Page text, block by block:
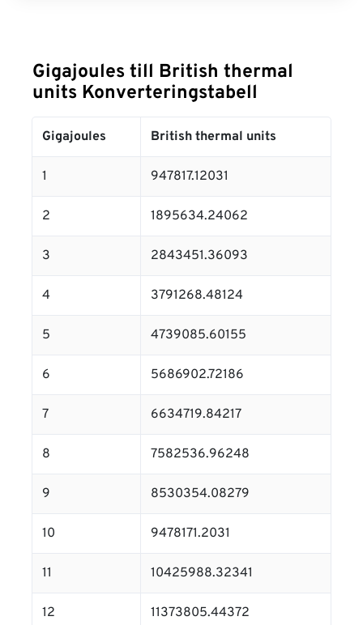
Gigajoules till British thermal
units Konverteringstabell
Gigajoules British thermal units
1 947817.12031
2 1895634.24062
3 2843451.36093
4 3791268.48124
5 4739085.60155
6 5686902.72186
7 6634719.84217
8 7582536.96248
9 8530354.08279
10 9478171.2031
11 10425988.32341
12 11373805.44372